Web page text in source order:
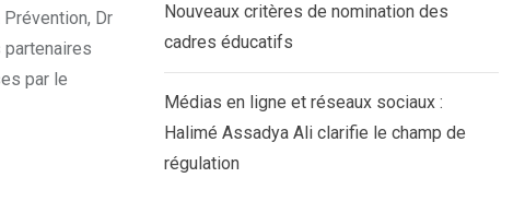
Dr
par le
Nouveaux critères de nomination des
cadres éducatifs
Médias en ligne et réseaux sociaux :
Halimé Assadya Ali clarifie le champ de
régulation